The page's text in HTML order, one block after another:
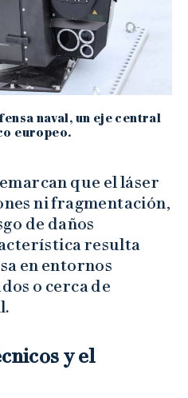
naval, un eje central
europeo.
que el láser
ni fragmentación,
de daños
resulta
en entornos
o cerca de
y el